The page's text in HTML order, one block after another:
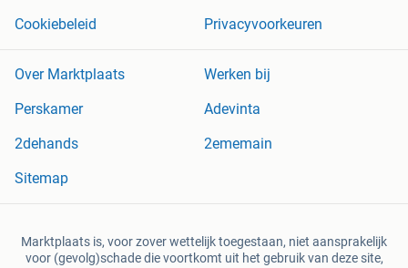
Cookiebeleid
Privacyvoorkeuren
Over Marktplaats
Werken bij
Perskamer
Adevinta
2dehands
2ememain
Sitemap
Marktplaats is, voor zover wettelijk toegestaan, niet aansprakelijk
voor (gevolg)schade die voortkomt uit het gebruik van deze site,